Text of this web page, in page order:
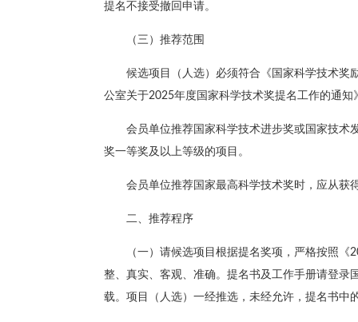
提名不接受撤回申请。
（三）推荐范围
候选项目（人选）必须符合《国家科学技术奖
公室关于2025年度国家科学技术奖提名工作的通知
会员单位推荐国家科学技术进步奖或国家技术
奖一等奖及以上等级的项目。
会员单位推荐国家最高科学技术奖时，应从获
二、推荐程序
（一）请候选项目根据提名奖项，严格按照
整、真实、客观、准确。提名书及工作手册请登
载。项目（人选）一经推选，未经允许，提名书中